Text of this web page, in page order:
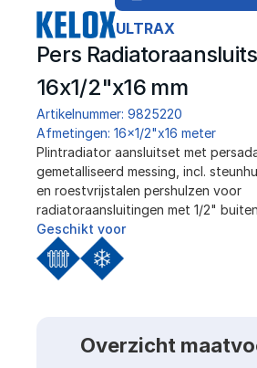
ULTRAX
Pers
16x1/2"x16 mm
Artikelnummer: 9825220
Afmetingen: 16x1/2"x16 meter
Plintradiator aansluitset met
gemetalliseerd messing, incl.
en roestvrijstalen pershulzen voor
radiatoraansluitingen met 1/2"
Geschikt voor
Overzicht